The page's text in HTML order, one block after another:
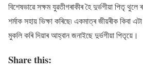
বিশেষভাৱে সক্ষম যুৱতীগৰাকীৰ হৈ দুৰ্ভগীয়া পিতৃ থুলে
শৰ্মাক সহায় ভিক্ষা কৰিছে৷ একমাত্ৰ জীয়ৰীক কিবা
মুকলি কৰি দিয়াৰ আহ্বান জনাইছে দুৰ্ভগীয়া পিতৃয়ে।
Share this: